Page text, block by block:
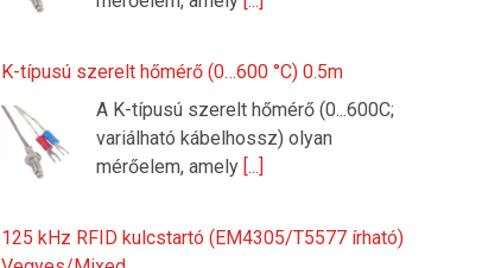
K-típusú szerelt hőmérő (0…600 °C) 0.5m
A K-típusú szerelt hőmérő (0...600C;
variálható kábelhossz) olyan
mérőelem, amely [...]
125 kHz RFID kulcstartó (EM4305/T5577 írható)